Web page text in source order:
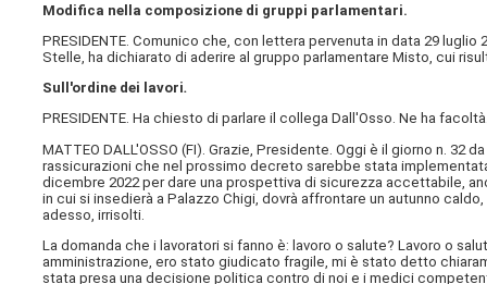
Modifica nella composizione di gruppi parlamentari.
PRESIDENTE. Comunico che, con lettera pervenuta in data 29
Stelle, ha dichiarato di aderire al gruppo parlamentare Misto, cui
Sull'ordine dei lavori.
PRESIDENTE. Ha chiesto di parlare il collega Dall'Osso. Ne ha
MATTEO DALL'OSSO (FI). Grazie, Presidente. Oggi è il giorno n. 32
rassicurazioni che nel prossimo decreto sarebbe stata
dicembre 2022 per dare una prospettiva di sicurezza accettabile,
in cui si insedierà a Palazzo Chigi, dovrà affrontare un autunno
adesso, irrisolti.
La domanda che i lavoratori si fanno è: lavoro o salute? Lavoro o
amministrazione, ero stato giudicato fragile, mi è stato detto
stata presa una decisione politica contro di noi e i medici